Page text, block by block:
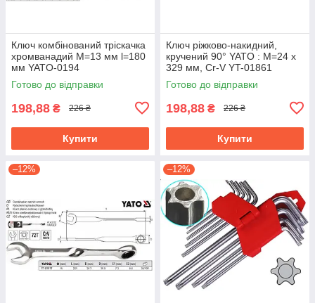
Ключ комбінований тріскачка
хромванадий М=13 мм l=180
мм YATO-0194
Готово до відправки
198,88 ₴ 226 ₴
Купити
Ключ ріжково-накидний,
кручений 90° YATO : М=24 x
329 мм, Cr-V YT-01861
Готово до відправки
198,88 ₴ 226 ₴
Купити
–12% –12%